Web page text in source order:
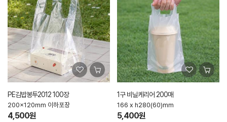
PE김밥봉투2012 100장
200x120mm 이하포장
4,500원
1구 비닐케리어 200매
166 x h280(60)mm
5,400원